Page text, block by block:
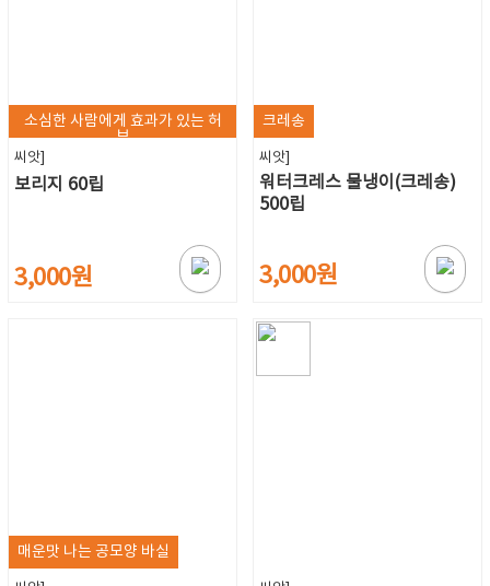
소심한 사람에게 효과가 있는 허
브
씨앗]
보리지 60립
3,000원
크레송
씨앗]
워터크레스 물냉이(크레송)
500립
3,000원
매운맛 나는 공모양 바실